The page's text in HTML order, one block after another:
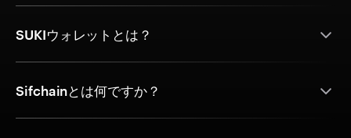
SUKIウォレットとは？
Sifchainとは何ですか？